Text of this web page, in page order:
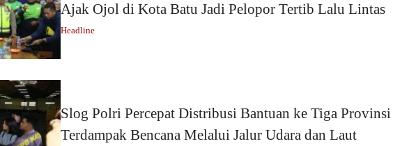
Ajak Ojol di Kota Batu Jadi Pelopor Tertib Lalu Lintas
Headline
Slog Polri Percepat Distribusi Bantuan ke Tiga Provinsi
Terdampak Bencana Melalui Jalur Udara dan Laut